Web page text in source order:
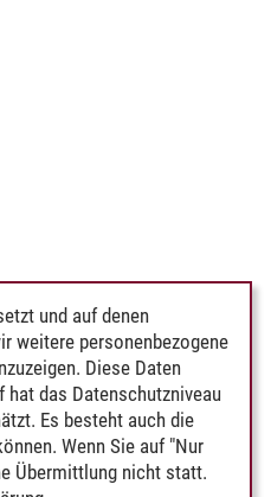
und auf denen
weitere personenbezogene
Diese Daten
das Datenschutzniveau
Es besteht auch die
Wenn Sie auf "Nur
Übermittlung nicht statt.